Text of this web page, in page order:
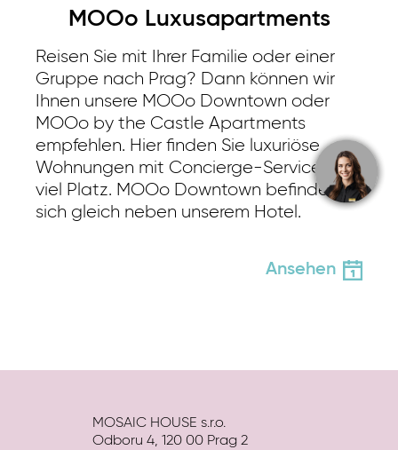
MOOo Luxusapartments
Reisen Sie mit Ihrer Familie oder einer
Gruppe nach Prag? Dann können wir
Ihnen unsere MOOo Downtown oder
MOOo by the Castle Apartments
empfehlen. Hier finden Sie luxuriöse
Wohnungen mit Concierge-Service und
viel Platz. MOOo Downtown befindet
sich gleich neben unserem Hotel.
Ansehen
MOSAIC HOUSE s.r.o.
Odboru 4, 120 00 Prag 2